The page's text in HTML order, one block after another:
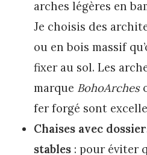
arches légères en
Je choisis des
ou en bois massif
fixer au sol. Les
marque BohoArches
fer forgé sont
Chaises avec
stables : pour éviter